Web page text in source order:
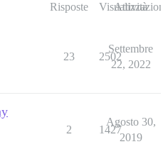
Risposte Visualizzazioni
Attività
23 2502
Settembre
22, 2022
2 1427
Agosto 30,
2019